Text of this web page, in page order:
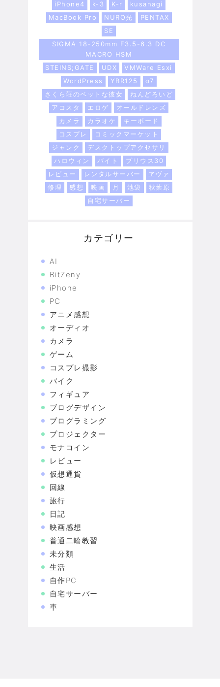
iPhone4
k-3 K-r
kusanagi
MacBook Pro
NURO光
PENTAX
SE
SIGMA 18-250mm F3.5-6.3 DC
MACRO HSM
STEINS;GATE
UDX
VMWare Esxi
WordPress
YBR125
α7
さくら荘のペットな彼女
ねんどろいど
アコスタ
エロゲ
オールドレンズ
カメラ
カラオケ
キーボード
コスプレ
コミックマーケット
ジャンク
デスクトップアクセサリ
ハロウィン
バイト
プリウス30
レビュー
レンタルサーバー
ヱヴァ
修理
感想 映画 月 池袋
秋葉原
自宅サーバー
カテゴリー
AI
BitZeny
iPhone
PC
アニメ感想
オーディオ
カメラ
ゲーム
コスプレ撮影
バイク
フィギュア
ブログデザイン
プログラミング
プロジェクター
モナコイン
レビュー
仮想通貨
回線
旅行
日記
映画感想
普通二輪教習
未分類
生活
自作PC
自宅サーバー
車